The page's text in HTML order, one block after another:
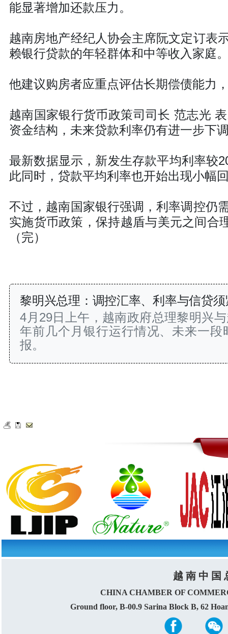
能显著增加还款压力。
越南房地产经纪人协会主席阮文定订表
赖银行贷款的年轻群体和中等收入家庭
他建议购房者应重点评估长期偿债能力
越南国家银行货币政策司司长 范志光
资金结构，未来贷款利率仍有进一步下
最新数据显示，新发生存款平均利率较
此同时，贷款平均利率也开始出现小幅
不过，越南国家银行强调，利率调控仍
实施货币政策，保持越盾与美元之间合
（完）
黎明兴总理：调控汇率、利率与信贷
4月29日上午，越南政府总理黎明兴
年前几个月银行运行情况、未来一
报。
越 南 中 国
CHINA CHAMBER OF
Ground floor, B-00.9 Sarina Block B, 62